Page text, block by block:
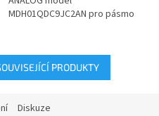
MDH01QDC9JC2AN pro pásmo
PRODUKTY
Diskuze